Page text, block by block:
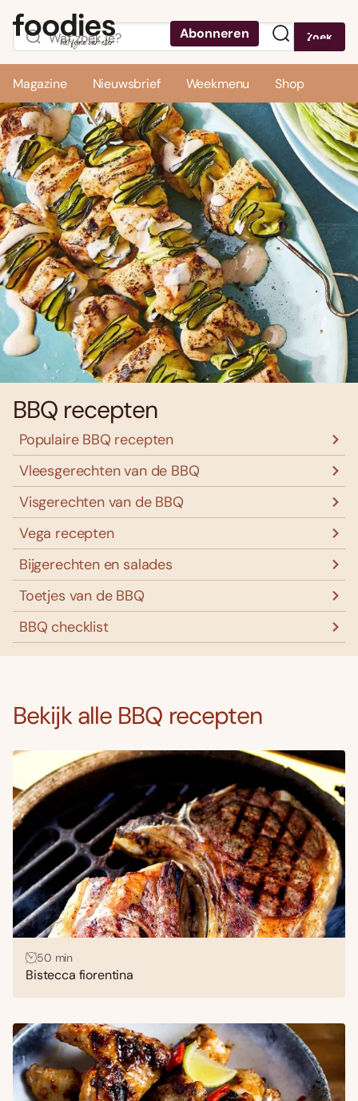
Abonneren Zoek
Magazine Nieuwsbrief Weekmenu Shop
BBQ recepten
Populaire BBQ recepten
Vleesgerechten van de BBQ
Visgerechten van de BBQ
Vega recepten
Bijgerechten en salades
Toetjes van de BBQ
BBQ checklist
Bekijk alle BBQ recepten
50 min
Bistecca fiorentina